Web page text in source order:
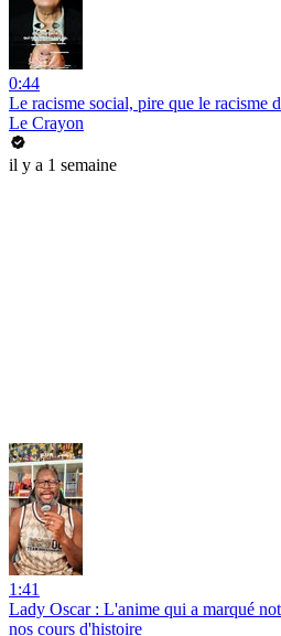
0:44
Le racisme social, pire que le
Le Crayon
il y a 1 semaine
1:41
Lady Oscar : L'anime qui a marqué
nos cours d'histoire